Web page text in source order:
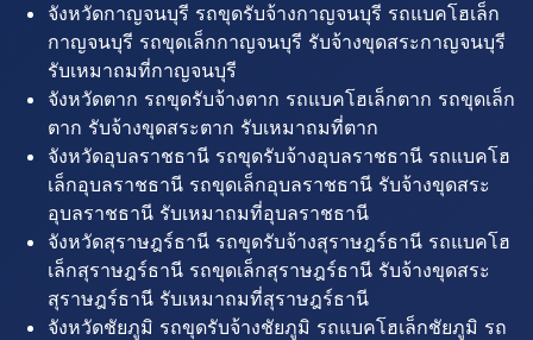
จังหวัดกาญจนบุรี รถขุดรับจ้างกาญจนบุรี รถแบคโฮเล็ก
กาญจนบุรี รถขุดเล็กกาญจนบุรี รับจ้างขุดสระกาญจนบุรี
รับเหมาถมที่กาญจนบุรี
จังหวัดตาก รถขุดรับจ้างตาก รถแบคโฮเล็กตาก รถขุดเล็ก
ตาก รับจ้างขุดสระตาก รับเหมาถมที่ตาก
จังหวัดอุบลราชธานี รถขุดรับจ้างอุบลราชธานี รถแบคโฮ
เล็กอุบลราชธานี รถขุดเล็กอุบลราชธานี รับจ้างขุดสระ
อุบลราชธานี รับเหมาถมที่อุบลราชธานี
จังหวัดสุราษฎร์ธานี รถขุดรับจ้างสุราษฎร์ธานี รถแบคโฮ
เล็กสุราษฎร์ธานี รถขุดเล็กสุราษฎร์ธานี รับจ้างขุดสระ
สุราษฎร์ธานี รับเหมาถมที่สุราษฎร์ธานี
จังหวัดชัยภูมิ รถขุดรับจ้างชัยภูมิ รถแบคโฮเล็กชัยภูมิ รถ